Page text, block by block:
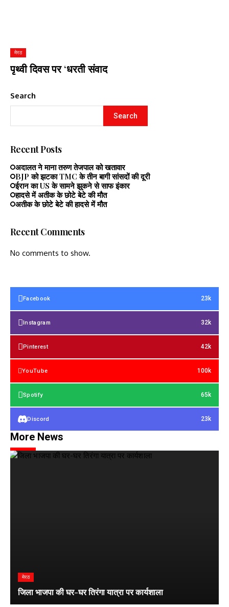
मेरठ
पृथ्वी दिवस पर ‘धरती संवाद
Search
Search
Recent Posts
अदालत ने माना तरुण तेजपाल को खतावार
BJP को झटका TMC के तीन बागी सांसदों की दूरी
ईरान का US के सामने झुकने से साफ इंकार
हादसे में अतीक के छोटे बेटे की मौत
अतीक के छोटे बेटे की हादसे में मौत
Recent Comments
No comments to show.
Facebook 23k
Instagram 32k
Pinterest 42k
YouTube 100k
Spotify 65k
Discord 23k
More News
मेरठ
जिला भाजपा की घर-घर तिरंगा यात्रा पर कार्यशाला